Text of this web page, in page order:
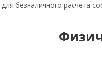
безналичного расчета